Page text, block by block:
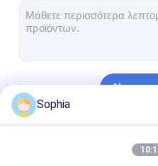
Αντιμέτωπο φύλλο
Scrim φύλλων αλουμινίου
Ταινία αγωγών
Το διπλάσιο πλαισίωσε
Να
Sophia